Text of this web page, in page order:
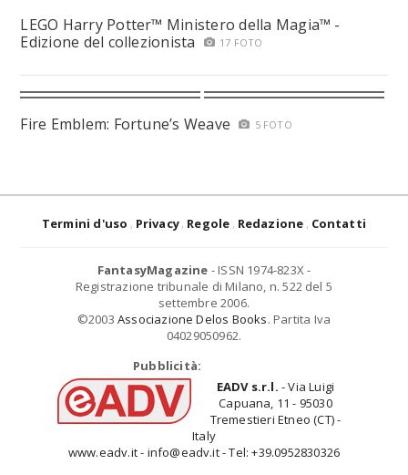
LEGO Harry Potter™ Ministero della Magia™ -
Edizione del collezionista
17 FOTO
Fire Emblem: Fortune’s Weave 5 FOTO
Termini d'uso Privacy Regole Redazione Contatti
FantasyMagazine - ISSN 1974-823X -
Registrazione tribunale di Milano, n. 522 del 5
settembre 2006.
©2003 Associazione Delos Books. Partita Iva
04029050962.
Pubblicità:
EADV s.r.l. - Via Luigi
Capuana, 11 - 95030
Tremestieri Etneo (CT) -
Italy
www.eadv.it - info@eadv.it - Tel: +39.0952830326